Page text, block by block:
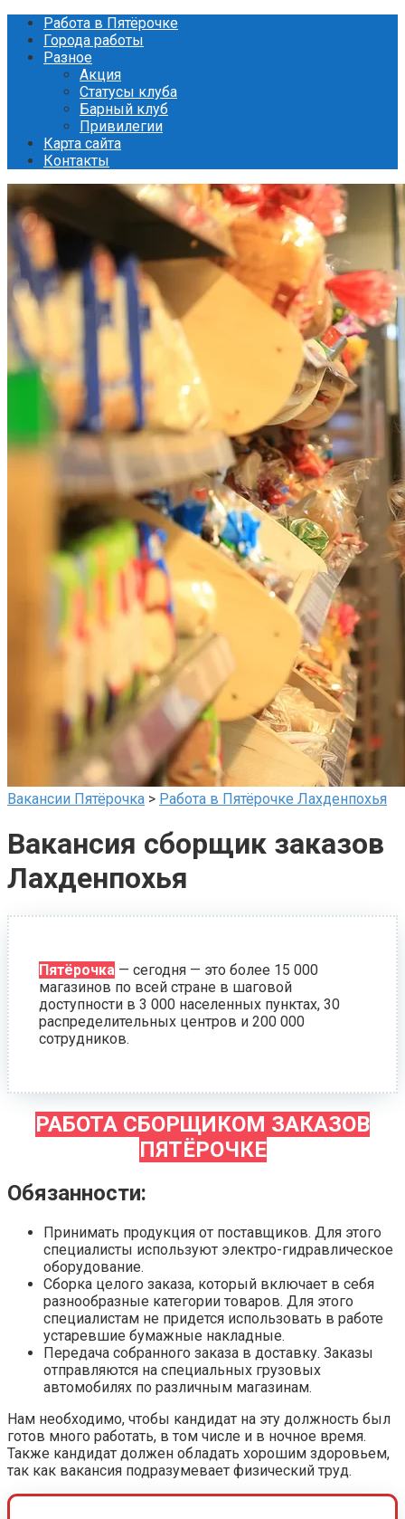
Перейти
контенту
Работа в Пятёрочке
Города работы
Разное
Акция
Статусы клуба
Барный клуб
Привилегии
Карта сайта
Контакты
Вакансии Пятёрочка > Работа в Пятёрочке Лахденпохья
Вакансия сборщик заказов
Лахденпохья
Пятёрочка — сегодня — это более 15 000
магазинов по всей стране в шаговой
доступности в 3 000 населенных пунктах, 30
распределительных центров и 200 000
сотрудников.
РАБОТА СБОРЩИКОМ ЗАКАЗОВ
ПЯТЁРОЧКЕ
Обязанности:
Принимать продукция от поставщиков. Для этого
специалисты используют электро-гидравлическое
оборудование.
Сборка целого заказа, который включает в себя
разнообразные категории товаров. Для этого
специалистам не придется использовать в работе
устаревшие бумажные накладные.
Передача собранного заказа в доставку. Заказы
отправляются на специальных грузовых
автомобилях по различным магазинам.
Нам необходимо, чтобы кандидат на эту должность был
готов много работать, в том числе и в ночное время.
Также кандидат должен обладать хорошим здоровьем,
так как вакансия подразумевает физический труд.